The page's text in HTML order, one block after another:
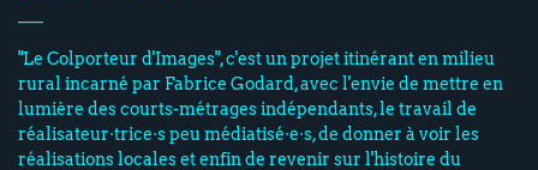
"Le Colporteur d'Images", c'est un projet itinérant en milieu
rural incarné par Fabrice Godard, avec l'envie de mettre en
lumière des courts-métrages indépendants, le travail de
réalisateur·trice·s peu médiatisé·e·s, de donner à voir les
réalisations locales et enfin de revenir sur l'histoire du